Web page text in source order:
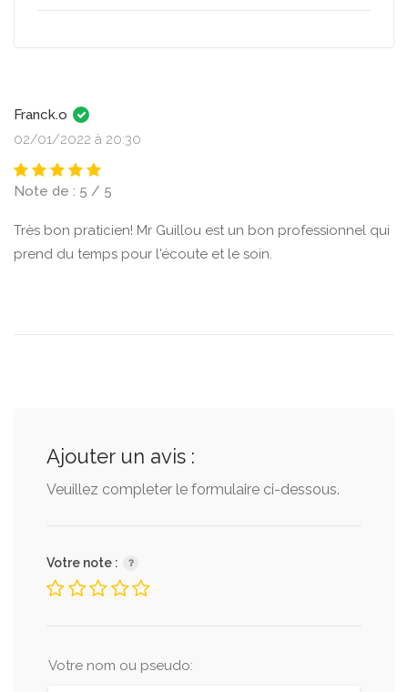
Franck.o
02/01/2022 à 20:30
Note de : 5 / 5
Très bon praticien! Mr Guillou est un bon professionnel qui
prend du temps pour l'écoute et le soin.
Ajouter un avis :
Veuillez completer le formulaire ci-dessous.
Votre note :
Votre nom ou pseudo: